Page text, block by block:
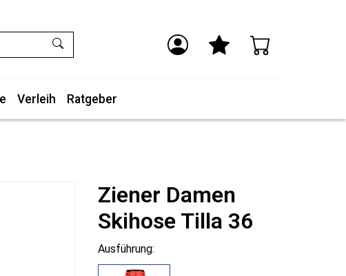
Verleih Ratgeber
Ziener Damen
Skihose Tilla 36
Ausführung: